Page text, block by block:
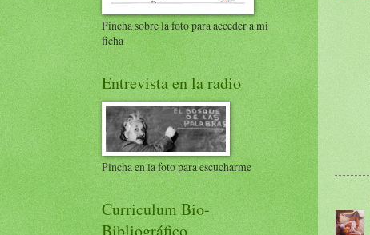
Pincha sobre la foto para acceder a mi
ficha
Entrevista en la radio
Pincha en la foto para escucharme
Curriculum Bio-
Bibliográfico